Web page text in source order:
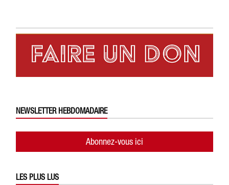
NEWSLETTER HEBDOMADAIRE
Abonnez-vous ici
LES PLUS LUS